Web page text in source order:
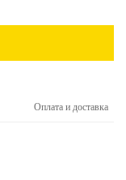
Оплата и доставка